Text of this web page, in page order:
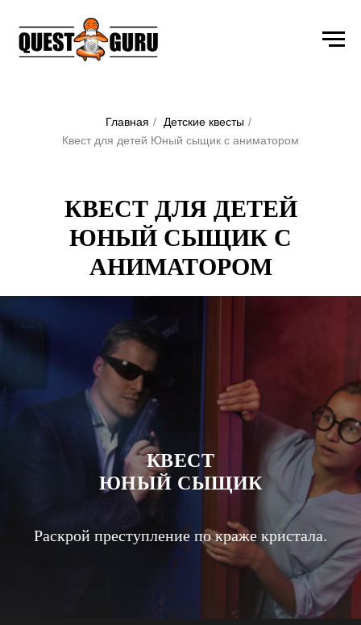
Главная / Детские квесты /
Квест для детей Юный сыщик с аниматором
КВЕСТ ДЛЯ ДЕТЕЙ
ЮНЫЙ СЫЩИК С
АНИМАТОРОМ
КВЕСТ
ЮНЫЙ СЫЩИК
Раскрой преступление по краже кристала.